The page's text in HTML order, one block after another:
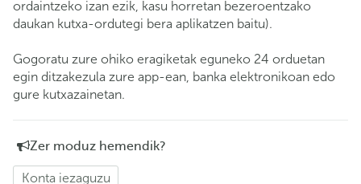
ordaintzeko izan ezik, kasu horretan bezeroentzako
daukan kutxa-ordutegi bera aplikatzen baitu).
Gogoratu zure ohiko eragiketak eguneko 24 orduetan
egin ditzakezula zure app-ean, banka elektronikoan edo
gure kutxazainetan.
Zer moduz hemendik?
Konta iezaguzu